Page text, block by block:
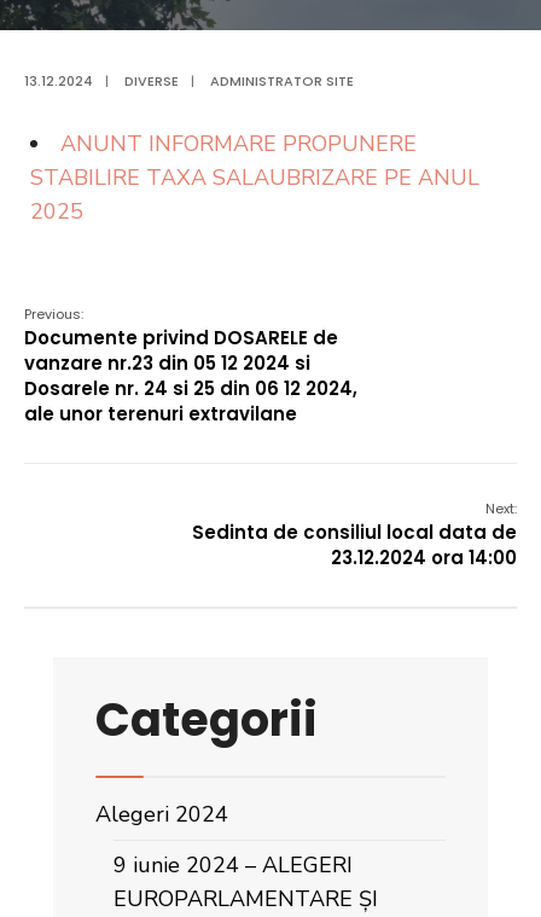
13.12.2024 | DIVERSE | ADMINISTRATOR SITE
ANUNT INFORMARE PROPUNERE
STABILIRE TAXA SALAUBRIZARE PE ANUL
2025
Previous:
Documente privind DOSARELE de
vanzare nr.23 din 05 12 2024 si
Dosarele nr. 24 si 25 din 06 12 2024,
ale unor terenuri extravilane
Next:
Sedinta de consiliul local data de
23.12.2024 ora 14:00
Categorii
Alegeri 2024
9 iunie 2024 – ALEGERI
EUROPARLAMENTARE ȘI